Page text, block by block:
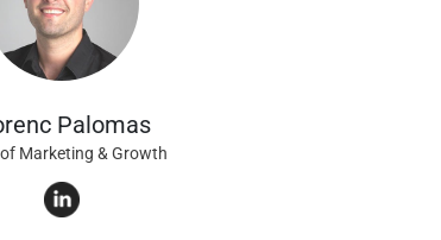
Palomas
Marketing & Growth